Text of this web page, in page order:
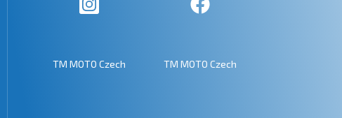
TM MOTO Czech TM MOTO Czech